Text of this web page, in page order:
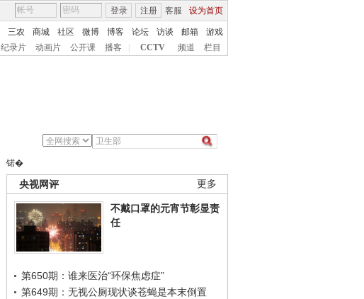
客服 设为首页
登录 注册
三农 商城 社区 微博 博客 论坛 访谈 邮箱
游戏
纪录片 动画片 公开课 播客 CCTV 频道 栏目
锘�
更多
央视网评
不戴口罩的元宵节彰显责
任
第650期：谁来医治“环保焦虑症”
第649期：无视公厕现状谈苍蝇是本末倒置